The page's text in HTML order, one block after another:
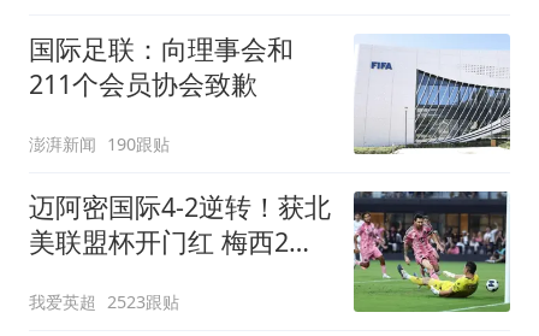
国际足联：向理事会和
211个会员协会致歉
澎湃新闻 190跟贴
迈阿密国际4-2逆转！获北
美联盟杯开门红 梅西2射1
我爱英超 2523跟贴